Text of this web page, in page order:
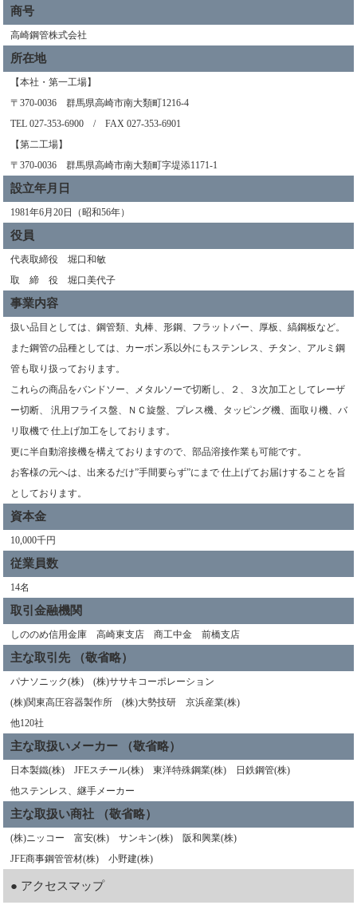
商号
高崎鋼管株式会社
所在地
【本社・第一工場】
〒370-0036 群馬県高崎市南大類町1216-4
TEL 027-353-6900 / FAX 027-353-6901
【第二工場】
〒370-0036 群馬県高崎市南大類町字堤添1171-1
設立年月日
1981年6月20日（昭和56年）
役員
代表取締役 堀口和敏
取 締 役 堀口美代子
事業内容
扱い品目としては、鋼管類、丸棒、形鋼、フラットバー、厚板、縞鋼板など。
また鋼管の品種としては、カーボン系以外にもステンレス、チタン、アルミ鋼
管も取り扱っております。
これらの商品をバンドソー、メタルソーで切断し、２、３次加工としてレーザ
ー切断、 汎用フライス盤、ＮＣ旋盤、プレス機、タッピング機、面取り機、バ
リ取機で 仕上げ加工をしております。
更に半自動溶接機を構えておりますので、部品溶接作業も可能です。
お客様の元へは、出来るだけ”手間要らず”にまで 仕上げてお届けすることを旨
としております。
資本金
10,000千円
従業員数
14名
取引金融機関
しののめ信用金庫 高崎東支店 商工中金 前橋支店
主な取引先 （敬省略）
パナソニック(株) (株)ササキコーポレーション
(株)関東高圧容器製作所 (株)大勢技研 京浜産業(株)
他120社
主な取扱いメーカー （敬省略）
日本製鐵(株) JFEスチール(株) 東洋特殊鋼業(株) 日鉄鋼管(株)
他ステンレス、継手メーカー
主な取扱い商社 （敬省略）
(株)ニッコー 富安(株) サンキン(株) 阪和興業(株)
JFE商事鋼管管材(株) 小野建(株)
● アクセスマップ